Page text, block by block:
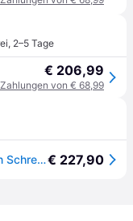
, 2–5 Tage
€ 206,99
von € 68,99
VEVOR Walking Pad Laufband unter den Schreibtisch, Laufband zum Arbeiten, klappbares Laufband mit 120 kg Tragkraft, tragbares 2 in 1 Pad mit 2,5 PS, Griffstange Fernbedienung LED-Anzeige 1-12 km/h€ 227,90